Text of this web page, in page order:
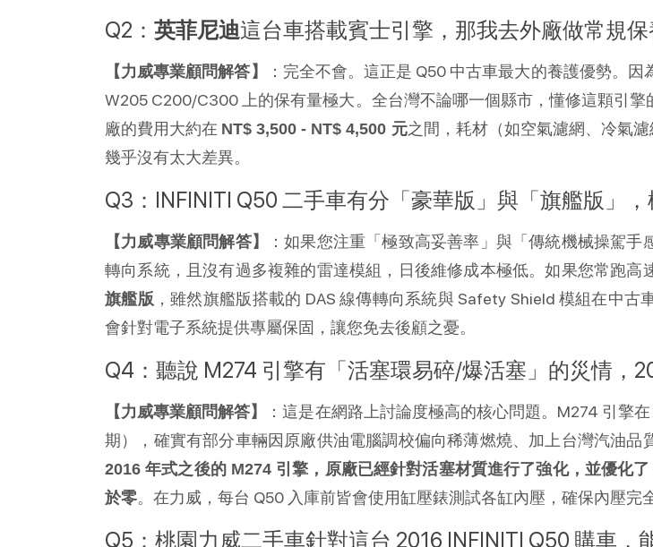
Q2： 英菲尼迪這台車搭載賓士引擎，那我去外廠做常規
【力威專業顧問解答】
：完全不會。這正是 Q50 中古車最大的養護優勢。
W205 C200/C300 上的保有量極大。全台灣不論哪一個縣市，懂修這顆引
廠的費用大約在 NT$ 3,500 - NT$ 4,500 元之間，耗材（如空氣濾網、冷氣
幾乎沒有太大差異。
Q3：INFINITI Q50 二手車有分「豪華版」與「旗艦版」
【力威專業顧問解答】 ：如果您注重「極致高妥善率」與「傳統機械操駕手
轉向系統，且沒有過多複雜的雷達模組，日後維修成本極低。如果您常跑
旗艦版 ，雖然旗艦版搭載的 DAS 線傳轉向系統與 Safety Shield 模組在中
會針對電子系統提供專屬保固，讓您免去後顧之憂。
Q4：聽說 M274 引擎有「活塞環易碎/爆活塞」的災情，
【力威專業顧問解答】
：這是在網路上討論度極高的核心問題。M274 引擎
期），確實有部分車輛因原廠供油電腦調校偏向稀薄燃燒、加上台灣汽油
2016 年式之後的 M274 引擎，原廠已經針對活塞材質進行了強化，並優化
於零。在力威，每台 Q50 入庫前皆會使用缸壓錶測試各缸內壓，確保內壓完
Q5：桃園力威二手車針對這台 2016 INFINITI Q50 購車，